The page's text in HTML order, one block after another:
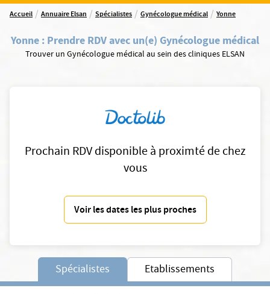
Accueil / Annuaire Elsan / Spécialistes / Gynécologue médical / Yonne
Yonne : Prendre RDV avec un(e) Gynécologue médical
Trouver un Gynécologue médical au sein des cliniques ELSAN
Prochain RDV disponible à proximté de chez
vous
Voir les dates les plus proches
Spécialistes Etablissements